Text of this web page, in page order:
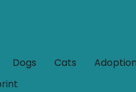
Dogs Cats Adoption